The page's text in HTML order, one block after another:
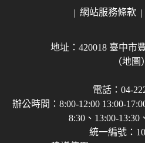
網站服務條款
地址：420018 臺中市
（地圖）
電話：04-
辦公時間：8:00-12:00 13:00-
8:30、13:00-13:30
統一編號：